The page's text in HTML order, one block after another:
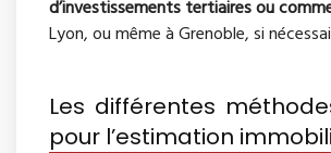
d’investissements tertiaires ou
Lyon, ou même à Grenoble, si
Les différentes
pour l’estimation